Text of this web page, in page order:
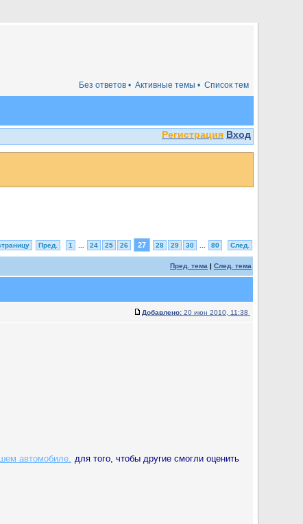
Список тем
Активные темы •
Без ответов •
Регистрация Вход
Пред. 1 24 25 26 27 28 29 30 80 След.
Пред. тема | След. тема
Добавлено: 20 июн 2010, 11:38
автомобиле. для того, чтобы другие смогли оценить